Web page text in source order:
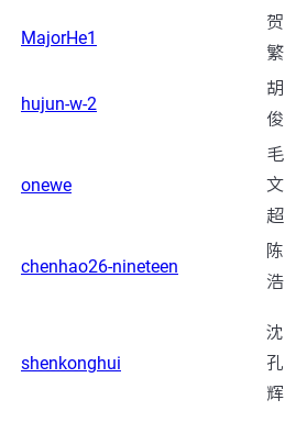
MajorHe1
贺
繁
hujun-w-2
胡
俊
onewe
毛
文
超
chenhao26-nineteen
陈
浩
shenkonghui
沈
孔
辉